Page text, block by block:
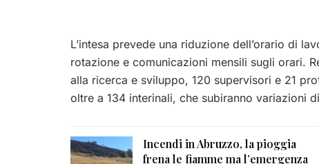
L’intesa prevede una riduzione dell’orario di
rotazione e comunicazioni mensili sugli orari.
alla ricerca e sviluppo, 120 supervisori e 21
oltre a 134 interinali, che subiranno variazioni
Incendi in Abruzzo, la pioggia
frena le fiamme ma l’emergenza